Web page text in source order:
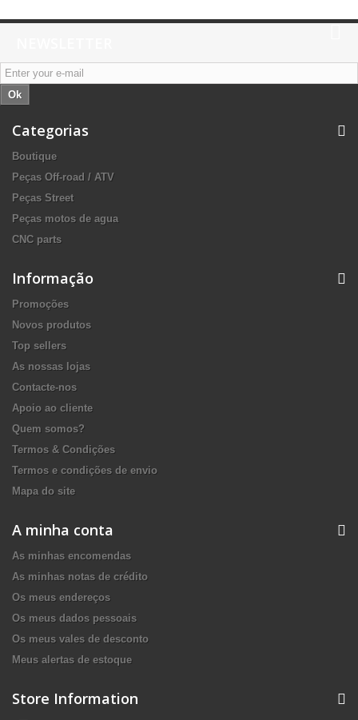
Ok
Categorias
Boutique
Peças Off-road / ATV
Peças Street
Peças motos de agua
CNC parts
Informação
Promoções
Novos produtos
Top sellers
As nossas lojas
Contacte-nos
Apoio ao cliente
Quem somos?
Termos & Condições
Termos e condições de envio
Mapa do site
A minha conta
As minhas encomendas
As minhas notas de crédito
Os meus endereços
Os meus dados pessoais
Os meus vales de desconto
Meus alertas de estoque
Store Information